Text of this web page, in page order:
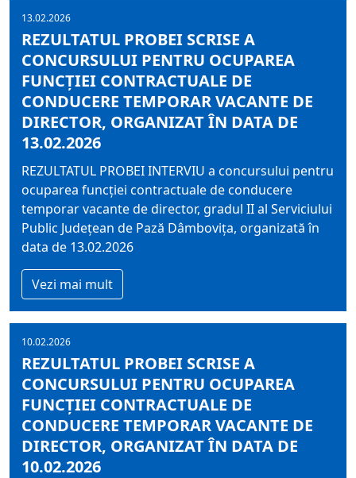
13.02.2026
REZULTATUL PROBEI SCRISE A
CONCURSULUI PENTRU OCUPAREA
FUNCŢIEI CONTRACTUALE DE
CONDUCERE TEMPORAR VACANTE DE
DIRECTOR, ORGANIZAT ÎN DATA DE
13.02.2026
REZULTATUL PROBEI INTERVIU a concursului pentru
ocuparea funcţiei contractuale de conducere
temporar vacante de director, gradul II al Serviciului
Public Judeţean de Pază Dâmboviţa, organizată în
data de 13.02.2026
Vezi mai mult
10.02.2026
REZULTATUL PROBEI SCRISE A
CONCURSULUI PENTRU OCUPAREA
FUNCŢIEI CONTRACTUALE DE
CONDUCERE TEMPORAR VACANTE DE
DIRECTOR, ORGANIZAT ÎN DATA DE
10.02.2026